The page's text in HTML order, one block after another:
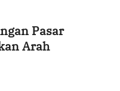
Pasar
Arah